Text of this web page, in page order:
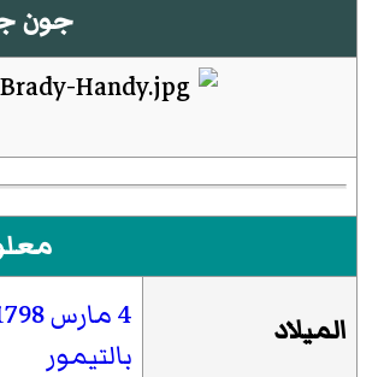
جون
الميلاد 4 مارس
بالتيمور